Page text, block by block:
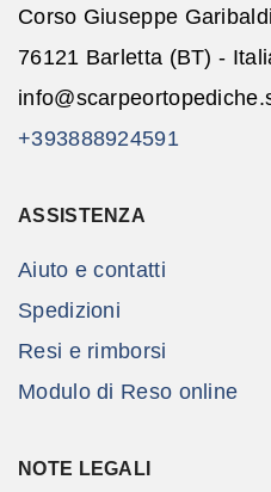
Corso Giuseppe
76121 Barletta (BT) -
+393888924591
ASSISTENZA
Aiuto e contatti
Spedizioni
Resi e rimborsi
Modulo di Reso online
NOTE LEGALI